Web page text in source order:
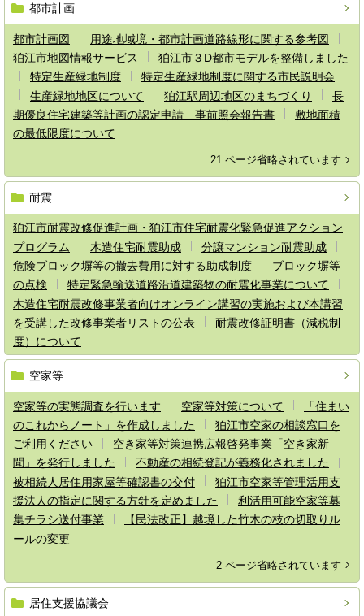
都市計画
都市計画図
用途地域境・都市計画道路線形に関する参考図
狛江市地図情報サービス
狛江市３D都市モデルを整備しました
特定生産緑地制度
特定生産緑地制度に関する市民説明会
生産緑地地区について
狛江駅周辺地区のまちづくり
長
期優良住宅建築等計画の認定申請 事前照会報告書
敷地面積
の最低限度について
21 ページ省略されています
耐震
狛江市耐震改修促進計画・狛江市住宅耐震化緊急促進アクション
プログラム
木造住宅耐震助成
分譲マンション耐震助成
危険ブロック塀等の撤去費用に対する助成制度
ブロック塀等
の点検
特定緊急輸送道路沿道建築物の耐震化事業について
木造住宅耐震改修事業者向けオンライン講習の実施および本講習
を受講した改修事業者リストの公表
耐震改修証明書（減税制
度）について
空家等
空家等の実態調査を行います 空家等対策について
「住まい
のこれからノート」を作成しました
狛江市空家の相談窓口を
ご利用ください
空き家等対策連携広報啓発事業「空き家新
聞」を発行しました
不動産の相続登記が義務化されました
被相続人居住用家屋等確認書の交付
狛江市空家等管理活用支
援法人の指定に関する方針を定めました
利活用可能空家等募
集チラシ送付事業
【民法改正】越境した竹木の枝の切取りル
ールの変更
2 ページ省略されています
居住支援協議会